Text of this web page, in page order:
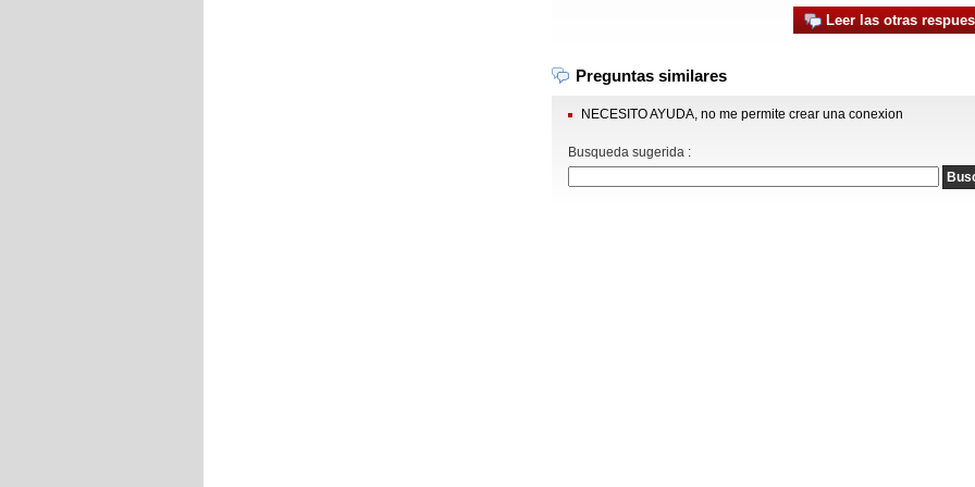
Leer las otras
Preguntas similares
NECESITO AYUDA, no me permite crear una conexion
Busqueda sugerida :